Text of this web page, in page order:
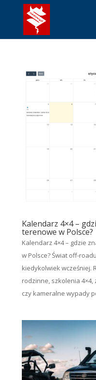
Kalendarz 4×4 –
terenowe w Polsce?
Kalendarz 4×4 – gdzie
w Polsce? Świat off-
kiedykolwiek wcześniej.
rodzinne, szkolenia 4×4,
czy kameralne wypady